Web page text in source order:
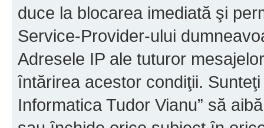
duce la blocarea imediată şi
Service-Provider-ului
Adresele IP ale tuturor
întărirea acestor condiţii.
Informatica Tudor Vianu” să